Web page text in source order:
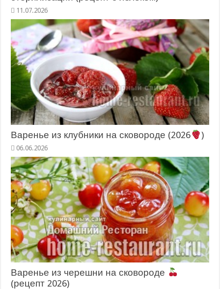
11.07.2026
Варенье из клубники на сковороде (2026 )
06.06.2026
Варенье из черешни на сковороде
(рецепт 2026)